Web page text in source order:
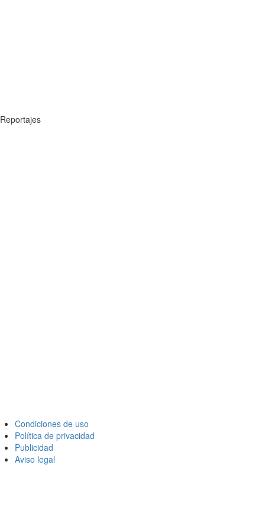
Reportajes
Condiciones de uso
Política de privacidad
Publicidad
Aviso legal